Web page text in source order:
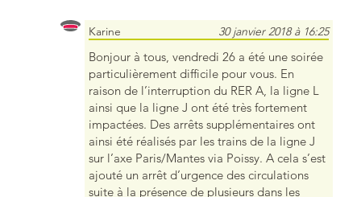
Karine 30 janvier 2018 à 16:25
Bonjour à tous, vendredi 26 a été une soirée
particulièrement difficile pour vous. En
raison de l’interruption du RER A, la ligne L
ainsi que la ligne J ont été très fortement
impactées. Des arrêts supplémentaires ont
ainsi été réalisés par les trains de la ligne J
sur l’axe Paris/Mantes via Poissy. A cela s’est
ajouté un arrêt d’urgence des circulations
suite à la présence de plusieurs dans les